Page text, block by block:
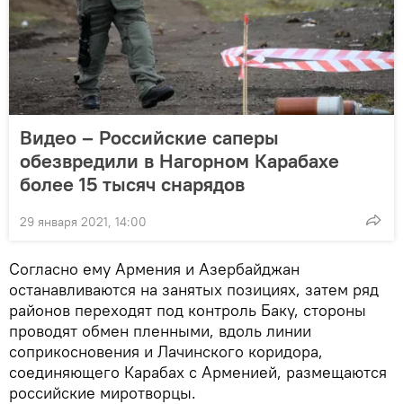
Видео – Российские саперы
обезвредили в Нагорном Карабахе
более 15 тысяч снарядов
29 января 2021, 14:00
Согласно ему Армения и Азербайджан
останавливаются на занятых позициях, затем ряд
районов переходят под контроль Баку, стороны
проводят обмен пленными, вдоль линии
соприкосновения и Лачинского коридора,
соединяющего Карабах с Арменией, размещаются
российские миротворцы.